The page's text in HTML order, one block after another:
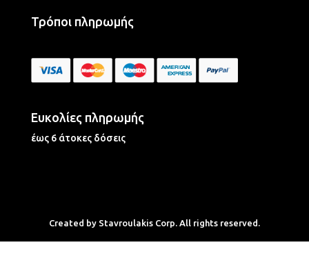
Τρόποι πληρωμής
Ευκολίες πληρωμής
έως 6 άτοκες δόσεις
Created by Stavroulakis Corp. All rights reserved.